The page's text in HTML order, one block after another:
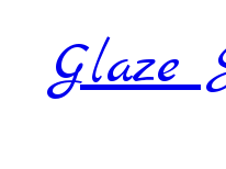
Glaze